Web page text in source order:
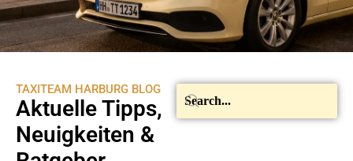
TAXITEAM HARBURG BLOG
Aktuelle Tipps,
Neuigkeiten &